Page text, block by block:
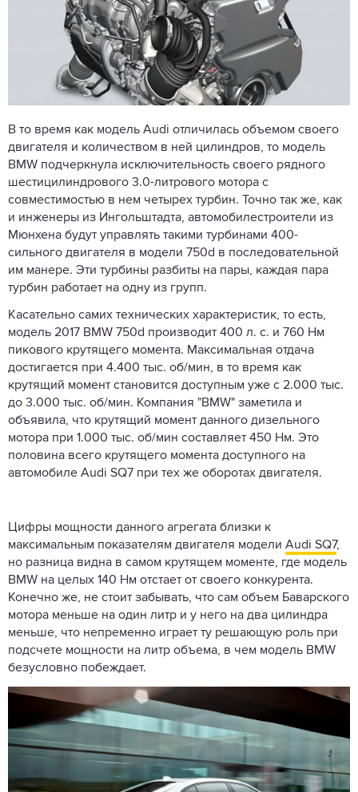
В то время как модель Audi отличилась объемом своего
двигателя и количеством в ней цилиндров, то модель
BMW подчеркнула исключительность своего рядного
шестицилиндрового 3.0-литрового мотора с
совместимостью в нем четырех турбин. Точно так же, как
и инженеры из Ингольштадта, автомобилестроители из
Мюнхена будут управлять такими турбинами 400-
сильного двигателя в модели 750d в последовательной
им манере. Эти турбины разбиты на пары, каждая пара
турбин работает на одну из групп.
Касательно самих технических характеристик, то есть,
модель 2017 BMW 750d производит 400 л. с. и 760 Нм
пикового крутящего момента. Максимальная отдача
достигается при 4.400 тыс. об/мин, в то время как
крутящий момент становится доступным уже с 2.000 тыс.
до 3.000 тыс. об/мин. Компания "BMW" заметила и
объявила, что крутящий момент данного дизельного
мотора при 1.000 тыс. об/мин составляет 450 Нм. Это
половина всего крутящего момента доступного на
автомобиле Audi SQ7 при тех же оборотах двигателя.
Цифры мощности данного агрегата близки к
максимальным показателям двигателя модели Audi SQ7,
но разница видна в самом крутящем моменте, где модель
BMW на целых 140 Нм отстает от своего конкурента.
Конечно же, не стоит забывать, что сам объем Баварского
мотора меньше на один литр и у него на два цилиндра
меньше, что непременно играет ту решающую роль при
подсчете мощности на литр объема, в чем модель BMW
безусловно побеждает.